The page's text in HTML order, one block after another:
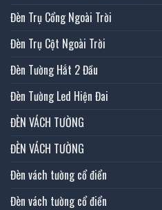
Đèn Trụ Cổng Ngoài Trời
Đèn Trụ Cột Ngoài Trời
Đèn Tường Hắt 2 Đầu
Đèn Tường Led Hiện Đai
ĐÈN VÁCH TƯỜNG
ĐÈN VÁCH TƯỜNG
Đèn vách tường cổ điển
Đèn vách tường cổ điển